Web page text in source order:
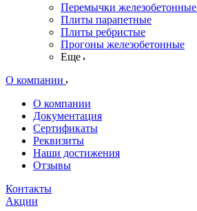
Перемычки железобетонные
Плиты парапетные
Плиты ребристые
Прогоны железобетонные
Еще
О компании
О компании
Документация
Сертификаты
Реквизиты
Наши достижения
Отзывы
Контакты
Акции